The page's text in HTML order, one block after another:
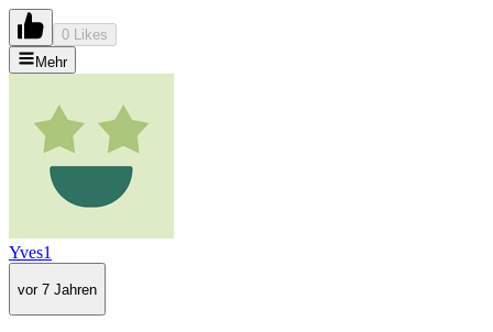
0 Likes
Mehr
Yves1
vor 7 Jahren